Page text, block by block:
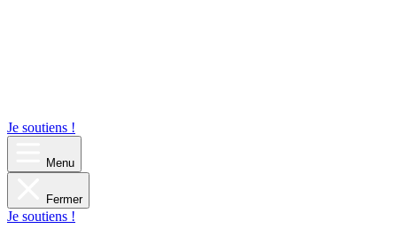
Je soutiens !
Menu
Fermer
Je soutiens !